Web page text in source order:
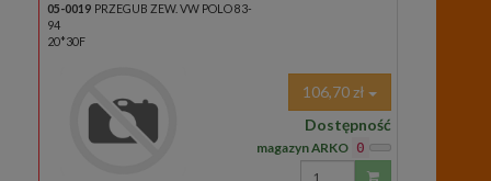
05-0019 PRZEGUB ZEW. VW POLO 83-
94
20*30F
106,70 zł
Dostępność
magazyn ARKO 0
Wprowadź